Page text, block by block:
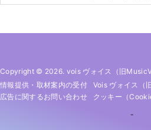
Copyright © 2026. vois ヴォイス（旧
情報提供・取材案内の受付
Vois ヴォイス（
広告に関するお問い合わせ
クッキー（
-